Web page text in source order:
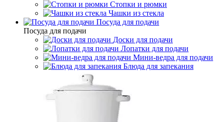
Стопки и рюмки
Чашки из стекла
Посуда для подачи
Посуда для подачи
Доски для подачи
Лопатки для подачи
Мини-ведра для подачи
Блюда для запекания